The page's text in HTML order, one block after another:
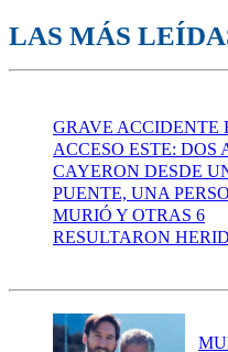
LAS MÁS
GRAVE ACCIDENTE
ACCESO ESTE: DOS
CAYERON DESDE
PUENTE, UNA
MURIÓ Y OTRAS 6
RESULTARON